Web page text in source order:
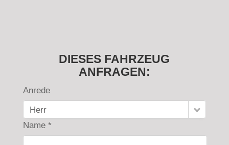
DIESES FAHRZEUG
ANFRAGEN:
Anrede
Herr
Name *